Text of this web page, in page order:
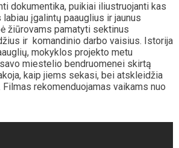
dokumentika, puikiai iliustruojanti kas
įgalintų paauglius ir jaunus
žiūrovams pamatyti sektinus
ir komandinio darbo vaisius. Istorija
mokyklos projekto metu
miestelio bendruomenei skirtą
kaip jiems sekasi, bei atskleidžia
rekomenduojamas vaikams nuo